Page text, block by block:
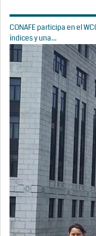
CONAFE participa en el
índices y una...